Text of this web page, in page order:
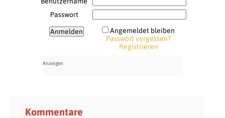
Passwort
Angemeldet bleiben
Passwort vergessen?
Registrieren
Kommentare